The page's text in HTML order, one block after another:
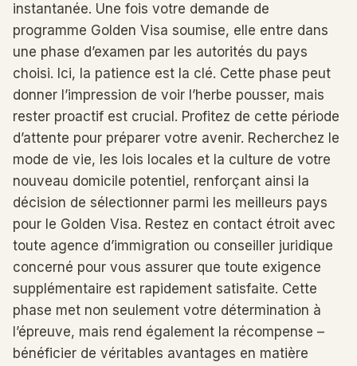
instantanée. Une fois votre demande de
programme Golden Visa soumise, elle entre dans
une phase d’examen par les autorités du pays
choisi. Ici, la patience est la clé. Cette phase peut
donner l’impression de voir l’herbe pousser, mais
rester proactif est crucial. Profitez de cette période
d’attente pour préparer votre avenir. Recherchez le
mode de vie, les lois locales et la culture de votre
nouveau domicile potentiel, renforçant ainsi la
décision de sélectionner parmi les meilleurs pays
pour le Golden Visa. Restez en contact étroit avec
toute agence d’immigration ou conseiller juridique
concerné pour vous assurer que toute exigence
supplémentaire est rapidement satisfaite. Cette
phase met non seulement votre détermination à
l’épreuve, mais rend également la récompense –
bénéficier de véritables avantages en matière